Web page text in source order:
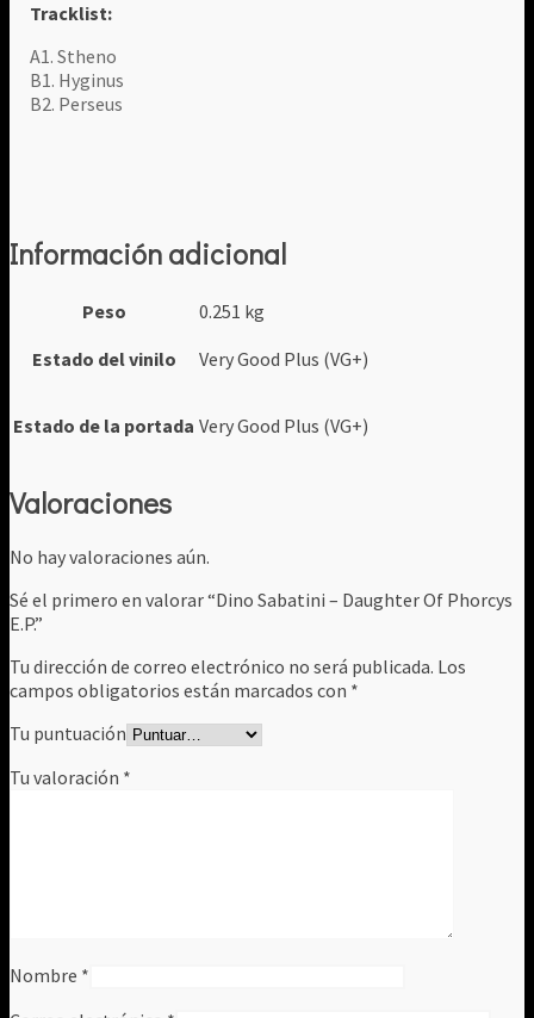
Tracklist:
A1. Stheno
B1. Hyginus
B2. Perseus
Información adicional
Peso
0.251 kg
Estado del vinilo
Very Good Plus (VG+)
Estado de la portada Very Good Plus (VG+)
Valoraciones
No hay valoraciones aún.
Sé el primero en valorar “Dino Sabatini ‎– Daughter Of Phorcys
E.P.”
Tu dirección de correo electrónico no será publicada. Los
campos obligatorios están marcados con *
Tu puntuación
Tu valoración *
Nombre *